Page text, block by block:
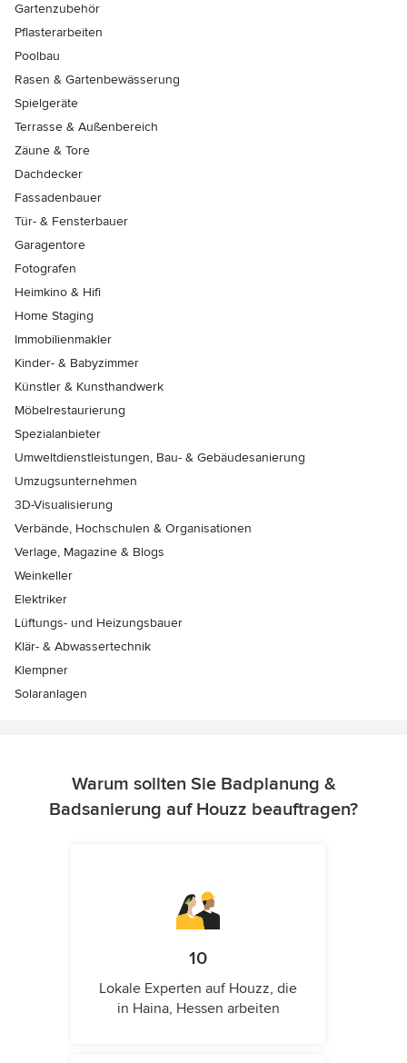
Gartenzubehör
Pflasterarbeiten
Poolbau
Rasen & Gartenbewässerung
Spielgeräte
Terrasse & Außenbereich
Zäune & Tore
Dachdecker
Fassadenbauer
Tür- & Fensterbauer
Garagentore
Fotografen
Heimkino & Hifi
Home Staging
Immobilienmakler
Kinder- & Babyzimmer
Künstler & Kunsthandwerk
Möbelrestaurierung
Spezialanbieter
Umweltdienstleistungen, Bau- & Gebäudesanierung
Umzugsunternehmen
3D-Visualisierung
Verbände, Hochschulen & Organisationen
Verlage, Magazine & Blogs
Weinkeller
Elektriker
Lüftungs- und Heizungsbauer
Klär- & Abwassertechnik
Klempner
Solaranlagen
Warum sollten Sie Badplanung &
Badsanierung auf Houzz beauftragen?
10
Lokale Experten auf Houzz, die
in Haina, Hessen arbeiten